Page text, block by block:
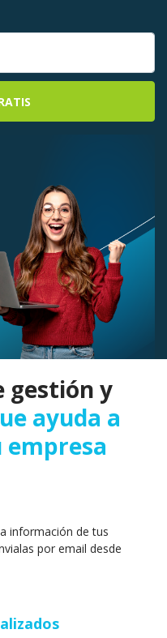
gestión y
ayuda a
información de tus
por email desde